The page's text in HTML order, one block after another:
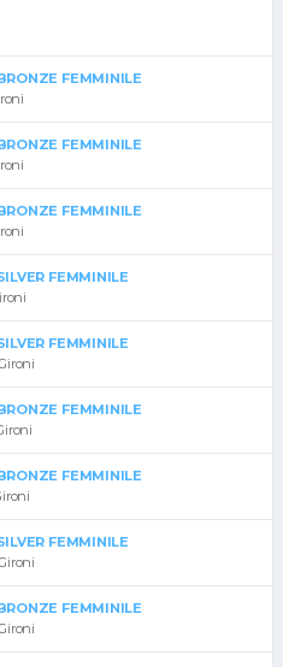
FEMMINILE
FEMMINILE
FEMMINILE
FEMMINILE
FEMMINILE
FEMMINILE
FEMMINILE
FEMMINILE
FEMMINILE